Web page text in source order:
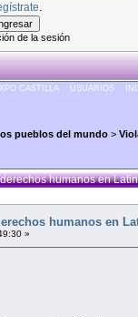
de la sesión
CASTILLA USUARIOS
pueblos del mundo >
humanos en
humanos en
»